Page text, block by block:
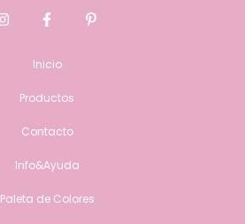
Inicio
Productos
Contacto
Info&Ayuda
Paleta de Colores